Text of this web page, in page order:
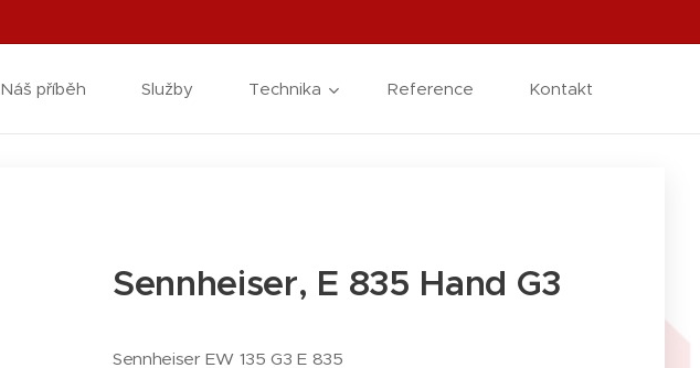
Náš příběh Služby Technika Reference Kontakt
Sennheiser, E 835 Hand G3
Sennheiser EW 135 G3 E 835